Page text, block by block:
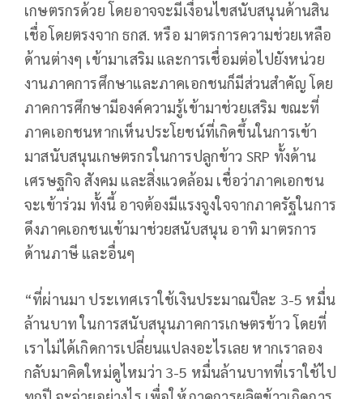
เกษตรกรด้วย โดยอาจจะมีเงื่อนไขสนับสนุนด้านสิน
เชื่อโดยตรงจาก ธกส. หรือ มาตรการความช่วยเหลือ
ด้านต่างๆ เข้ามาเสริม และการเชื่อมต่อไปยังหน่วย
งานภาคการศึกษาและภาคเอกชนก็มีส่วนสำคัญ โดย
ภาคการศึกษามีองค์ความรู้เข้ามาช่วยเสริม ขณะที่
ภาคเอกชนหากเห็นประโยชน์ที่เกิดขึ้นในการเข้า
มาสนับสนุนเกษตรกรในการปลูกข้าว SRP ทั้งด้าน
เศรษฐกิจ สังคม และสิ่งแวดล้อม เชื่อว่าภาคเอกชน
จะเข้าร่วม ทั้งนี้ อาจต้องมีแรงจูงใจจากภาครัฐในการ
ดึงภาคเอกชนเข้ามาช่วยสนับสนุน อาทิ มาตรการ
ด้านภาษี และอื่นๆ
“ที่ผ่านมา ประเทศเราใช้เงินประมาณปีละ 3-5 หมื่น
ล้านบาท ในการสนับสนุนภาคการเกษตรข้าว โดยที่
เราไม่ได้เกิดการเปลี่ยนแปลงอะไรเลย หากเราลอง
กลับมาคิดใหม่ดูไหมว่า 3-5 หมื่นล้านบาทที่เราใช้ไป